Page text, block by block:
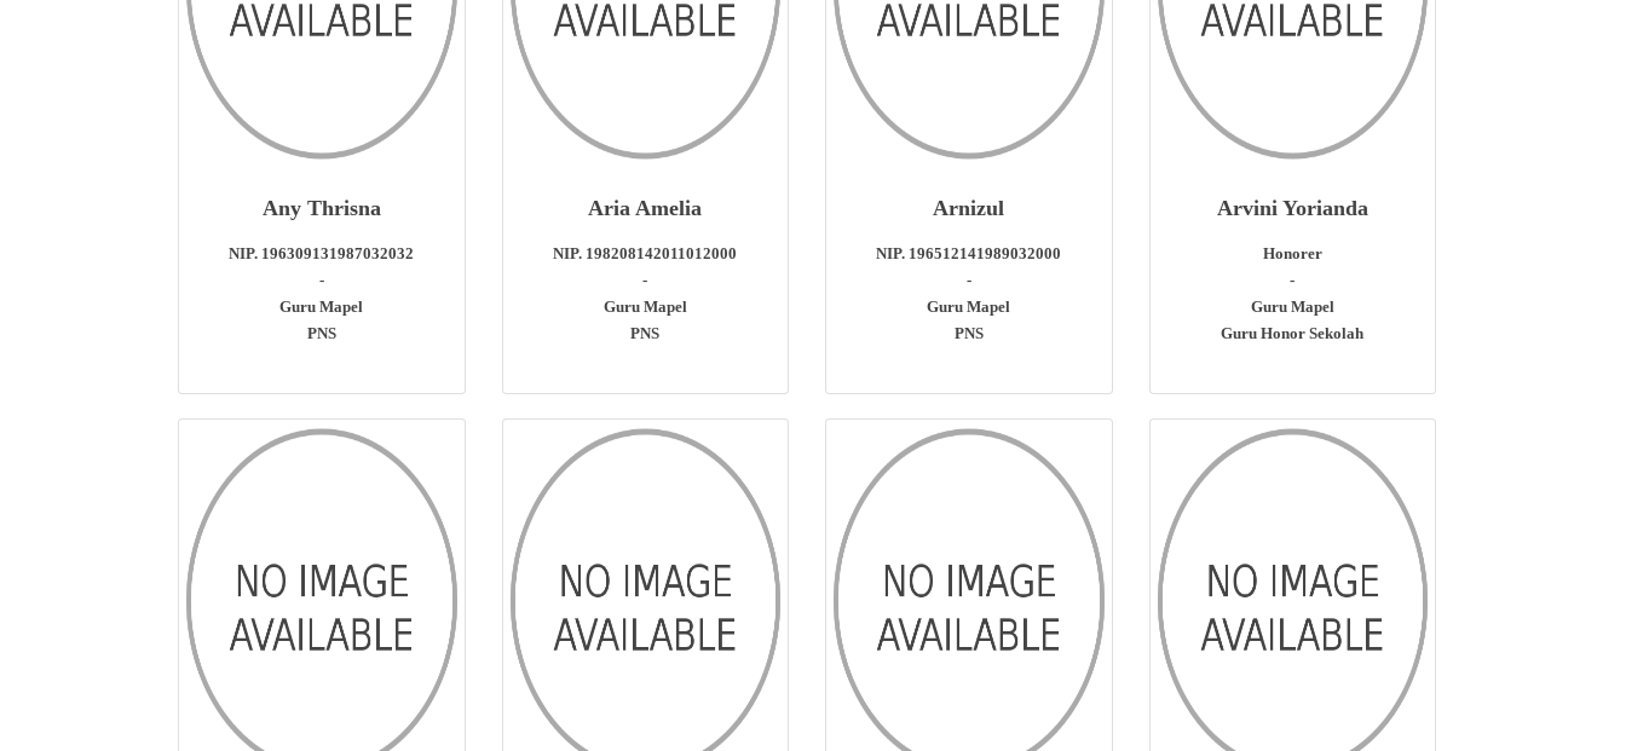
Any Thrisna
NIP. 196309131987032032
-
Guru Mapel
PNS
Aria Amelia
NIP. 198208142011012000
-
Guru Mapel
PNS
Arnizul
NIP. 196512141989032000
-
Guru Mapel
PNS
Arvini Yorianda
Honorer
-
Guru Mapel
Guru Honor Sekolah